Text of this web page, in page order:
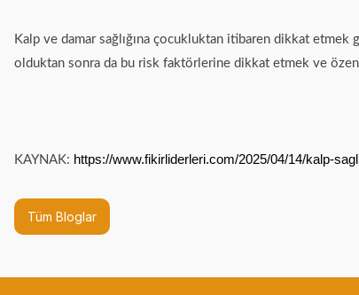
Kalp ve damar sağlığına çocukluktan itibaren dikkat etmek
olduktan sonra da bu risk faktörlerine dikkat etmek ve
KAYNAK: https://www.fikirliderleri.com/2025/04/14/kalp-
Tüm Bloglar